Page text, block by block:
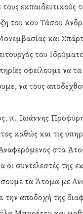
εκπαιδευτικούς
του κου Τάσου
και
του
οφείλουμε να
να τους
π. Ιωάννης
καθώς και τις
στα
οι συντελεστές
τα Άτομα με
αποδοχή της